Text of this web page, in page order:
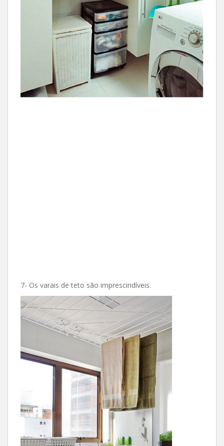
7- Os varais de teto são imprescindíveis.